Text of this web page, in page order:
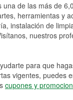
una de las más de
herramientas y
instalación de
nuestros
para que
vigentes, puedes
cupones y